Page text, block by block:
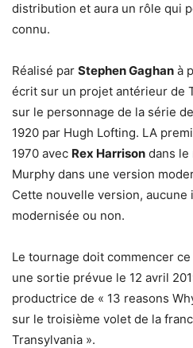
distribution et aura un rôle qui
connu.
Réalisé par Stephen Gaghan à
écrit sur un projet antérieur de
sur le personnage de la série
1920 par Hugh Lofting. LA
1970 avec Rex Harrison dans le
Murphy dans une version
Cette nouvelle version,
modernisée ou non.
Le tournage doit commencer
une sortie prévue le 12 avril
productrice de « 13 reasons
sur le troisième volet de la
Transylvania ».